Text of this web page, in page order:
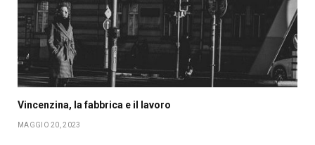
Vincenzina, la fabbrica e il lavoro
MAGGIO 20, 2023